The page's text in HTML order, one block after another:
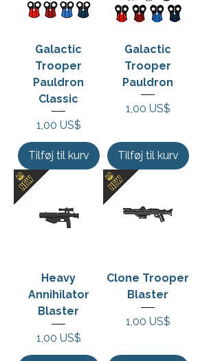
Galactic
Trooper
Pauldron
Classic
Pris
1,00 US$
Tilføj til kurv
Galactic
Trooper
Pauldron
Pris
1,00 US$
Tilføj til kurv
Heavy
Annihilator
Blaster
Pris
1,00 US$
Clone Trooper
Blaster
Pris
1,00 US$